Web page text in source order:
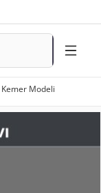
Modeli